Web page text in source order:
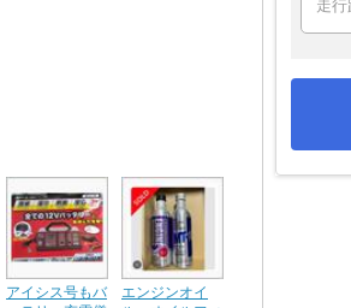
アイシス号もバ
エンジンオイ